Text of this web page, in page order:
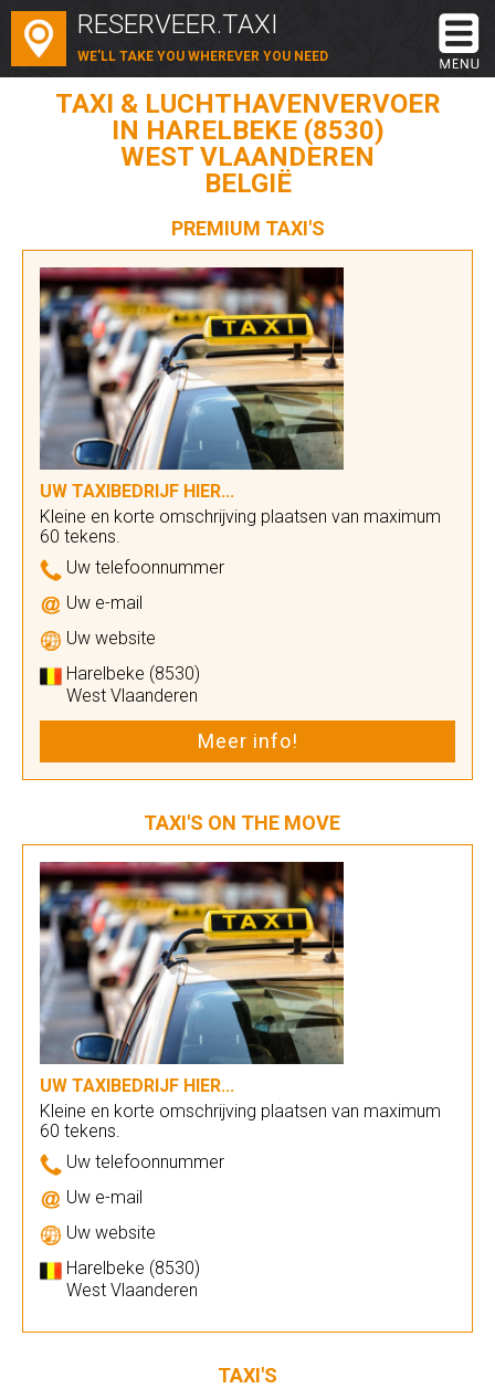
RESERVEER.TAXI
WE'LL TAKE YOU WHEREVER YOU NEED
TAXI & LUCHTHAVENVERVOER
IN HARELBEKE (8530)
WEST VLAANDEREN
BELGIË
PREMIUM TAXI'S
UW TAXIBEDRIJF HIER...
Kleine en korte omschrijving plaatsen van maximum
60 tekens.
Uw telefoonnummer
Uw e-mail
Uw website
Harelbeke (8530)
West Vlaanderen
Meer info!
TAXI'S ON THE MOVE
UW TAXIBEDRIJF HIER...
Kleine en korte omschrijving plaatsen van maximum
60 tekens.
Uw telefoonnummer
Uw e-mail
Uw website
Harelbeke (8530)
West Vlaanderen
TAXI'S